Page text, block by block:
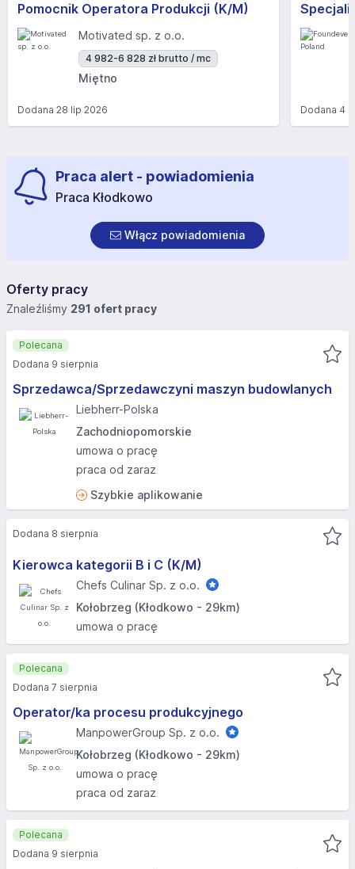
Pomocnik Operatora Produkcji (K/M)
Motivated sp. z o.o.
4 982-6 828 zł brutto / mc
Miętno
Dodana 28 lip 2026 Dodana 4
Praca alert - powiadomienia
Praca Kłodkowo
Włącz powiadomienia
Oferty pracy
Znaleźliśmy 291 ofert pracy
Sprzedawca/Sprzedawczyni maszyn budowlanych
Liebherr-Polska
Zachodniopomorskie
umowa o pracę
praca od zaraz
Szybkie aplikowanie
Polecana
Dodana 9 sierpnia
Kierowca kategorii B i C (K/M)
Chefs Culinar Sp. z o.o.
Kołobrzeg (Kłodkowo - 29km)
umowa o pracę
Dodana 8 sierpnia
Operator/ka procesu produkcyjnego
ManpowerGroup Sp. z o.o.
Kołobrzeg (Kłodkowo - 29km)
umowa o pracę
praca od zaraz
Polecana
Dodana 7 sierpnia
Polecana
Dodana 9 sierpnia